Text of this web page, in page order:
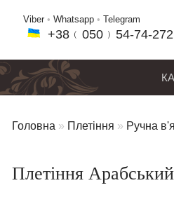
Viber • Whatsapp • Telegram
+38﹙ 050 ﹚54-74-272
+38(068) 97
Головна » Плетіння » Ручна
Плетіння